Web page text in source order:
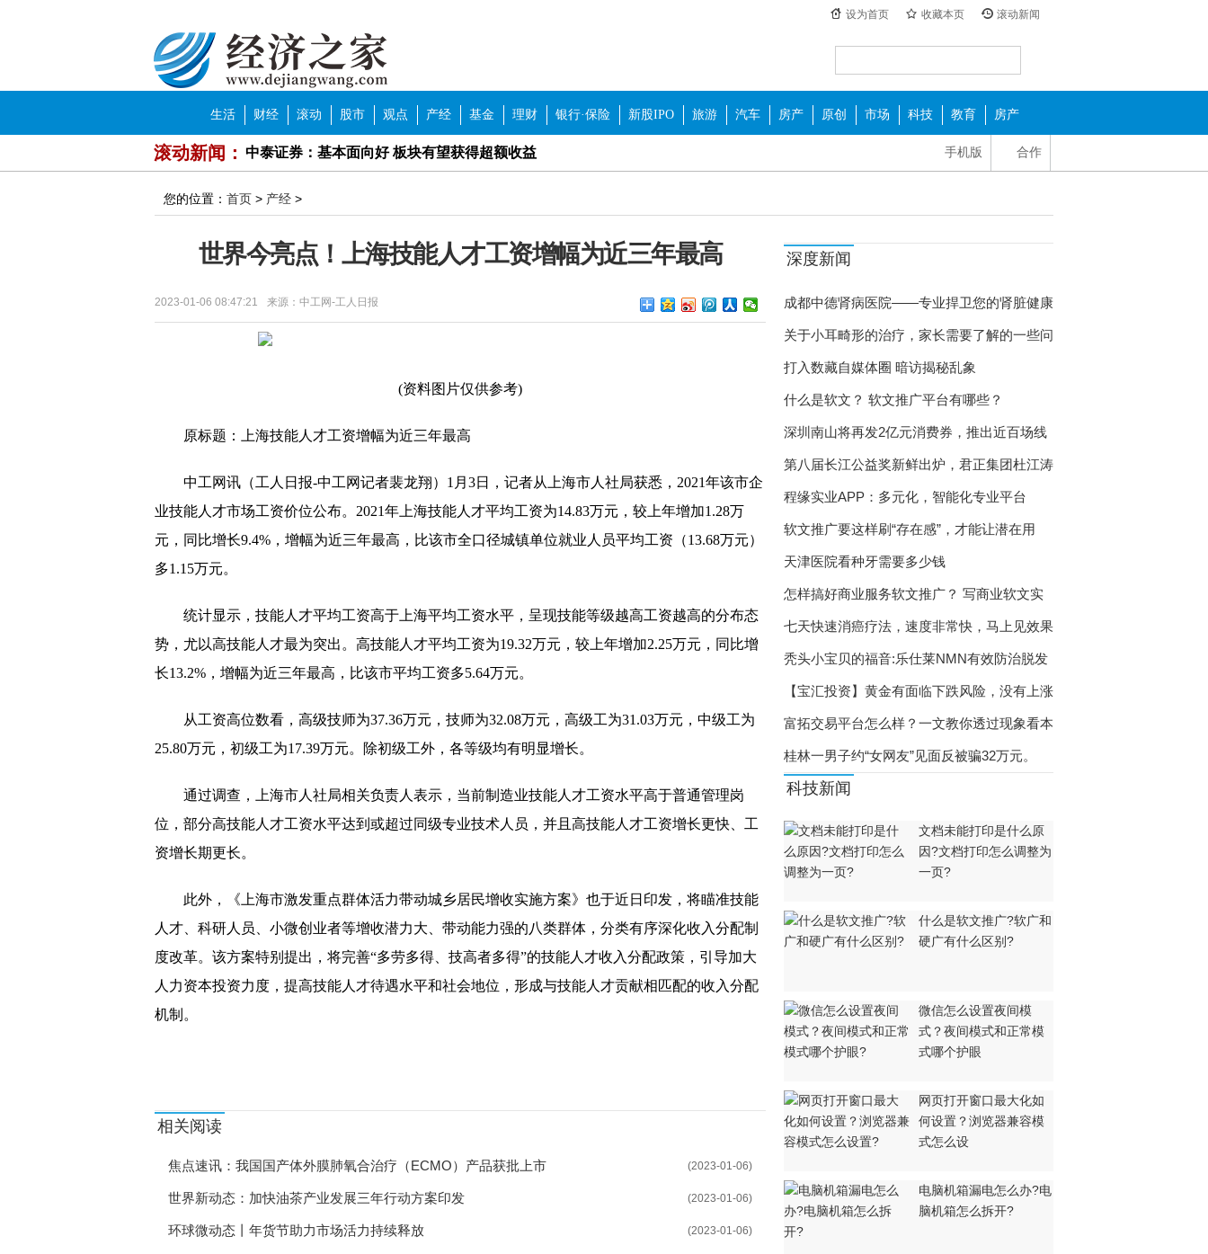
设为首页 收藏本页 滚动新闻
生活 财经 滚动 股市 观点 产经 基金 理财 银行·保险 新股IPO 旅游 汽车 房产 原创 市场 科技 教育 房产
滚动新闻： 中泰证券：基本面向好 板块有望获得超额收益
华泰证券：十年美债2.0%是下一个重要点位
牙膏品牌花式打“功效宣传”擦边球 如何加强行业自律？
济南市中区就业形势持续保持稳定 举办线上线下招聘180场
肉鸡企业收入回暖 各地龙头企业有扩产计划
种植牙指导价落地 市场有望形成规模效应
药品网络销售监管新规今年施行 处方药实行实名制
当临期店不再“临期” 尾货竞争空间正在收缩
双汇发展问路“科技宰猪” 头部企业如何降本增效？
种植牙或告别“暴利时代” 规范口腔种植收费方式
真实生物上市遭质疑 国产新冠口服药研发难度加大
小麦价格走低 头部企业上调产品出厂价
6月新增人民币贷款2.81万亿元 信贷、社融大幅冲高
北戴河新区举办多场招聘会 为高校毕业生提供服务
岳阳今年“腾编”1384个招才引贤 严格用编审批
陕西铜川市开展大型公益网络招聘行动 以优质服务助推稳就业
“宁青驿站”·栖霞青年人才驿站开站 为高校青年搭建平台
《西安就业促进实施方案》出台 稳步推进失业保险扩围
合作
手机版
您的位置： 首页 > 产经 >
世界今亮点！上海技能人才工资增幅为近三年最高
2023-01-06 08:47:21 来源：中工网-工人日报
(资料图片仅供参考)
原标题：上海技能人才工资增幅为近三年最高
中工网讯（工人日报-中工网记者裴龙翔）1月3日，记者从上海市人社局获悉，2021年该市企
业技能人才市场工资价位公布。2021年上海技能人才平均工资为14.83万元，较上年增加1.28万
元，同比增长9.4%，增幅为近三年最高，比该市全口径城镇单位就业人员平均工资（13.68万元）
多1.15万元。
统计显示，技能人才平均工资高于上海平均工资水平，呈现技能等级越高工资越高的分布态
势，尤以高技能人才最为突出。高技能人才平均工资为19.32万元，较上年增加2.25万元，同比增
长13.2%，增幅为近三年最高，比该市平均工资多5.64万元。
从工资高位数看，高级技师为37.36万元，技师为32.08万元，高级工为31.03万元，中级工为
25.80万元，初级工为17.39万元。除初级工外，各等级均有明显增长。
通过调查，上海市人社局相关负责人表示，当前制造业技能人才工资水平高于普通管理岗
位，部分高技能人才工资水平达到或超过同级专业技术人员，并且高技能人才工资增长更快、工
资增长期更长。
此外，《上海市激发重点群体活力带动城乡居民增收实施方案》也于近日印发，将瞄准技能
人才、科研人员、小微创业者等增收潜力大、带动能力强的八类群体，分类有序深化收入分配制
度改革。该方案特别提出，将完善“多劳多得、技高者多得”的技能人才收入分配政策，引导加大
人力资本投资力度，提高技能人才待遇水平和社会地位，形成与技能人才贡献相匹配的收入分配
机制。
相关阅读
(2023-01-06)
焦点速讯：我国国产体外膜肺氧合治疗（ECMO）产品获批上市
(2023-01-06)
世界新动态：加快油茶产业发展三年行动方案印发
(2023-01-06)
环球微动态丨年货节助力市场活力持续释放
深度新闻
成都中德肾病医院——专业捍卫您的肾脏健康
关于小耳畸形的治疗，家长需要了解的一些问
打入数藏自媒体圈 暗访揭秘乱象
什么是软文？ 软文推广平台有哪些？
深圳南山将再发2亿元消费券，推出近百场线
第八届长江公益奖新鲜出炉，君正集团杜江涛
程缘实业APP：多元化，智能化专业平台
软文推广要这样刷“存在感”，才能让潜在用
天津医院看种牙需要多少钱
怎样搞好商业服务软文推广？ 写商业软文实
七天快速消癌疗法，速度非常快，马上见效果
秃头小宝贝的福音:乐仕莱NMN有效防治脱发
【宝汇投资】黄金有面临下跌风险，没有上涨
富拓交易平台怎么样？一文教你透过现象看本
桂林一男子约“女网友”见面反被骗32万元。
科技新闻
文档未能打印是什么原
因?文档打印怎么调整为
一页?
什么是软文推广?软广和
硬广有什么区别?
微信怎么设置夜间模
式？夜间模式和正常模
式哪个护眼
网页打开窗口最大化如
何设置？浏览器兼容模
式怎么设
电脑机箱漏电怎么办?电
脑机箱怎么拆开?